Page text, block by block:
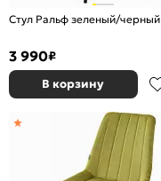
Стул Ральф зеленый/черный
3 990₽
В корзину